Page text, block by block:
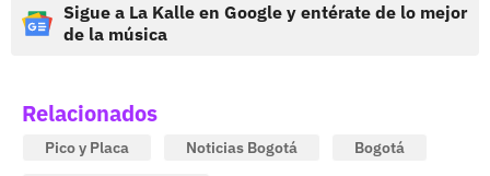
Sigue a La Kalle en Google y entérate de lo mejor
de la música
Relacionados
Pico y Placa Noticias Bogotá
Bogotá